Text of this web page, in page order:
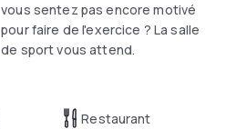
vous sentez pas encore motivé
pour faire de l'exercice ? La salle
de sport vous attend.
Restaurant